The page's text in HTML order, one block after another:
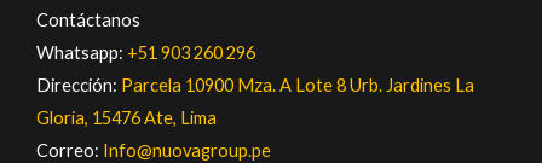
Contáctanos
Whatsapp: +51 903 260 296
Dirección: Parcela 10900 Mza. A Lote 8 Urb. Jardines La
Gloria, 15476 Ate, Lima
Correo: Info@nuovagroup.pe